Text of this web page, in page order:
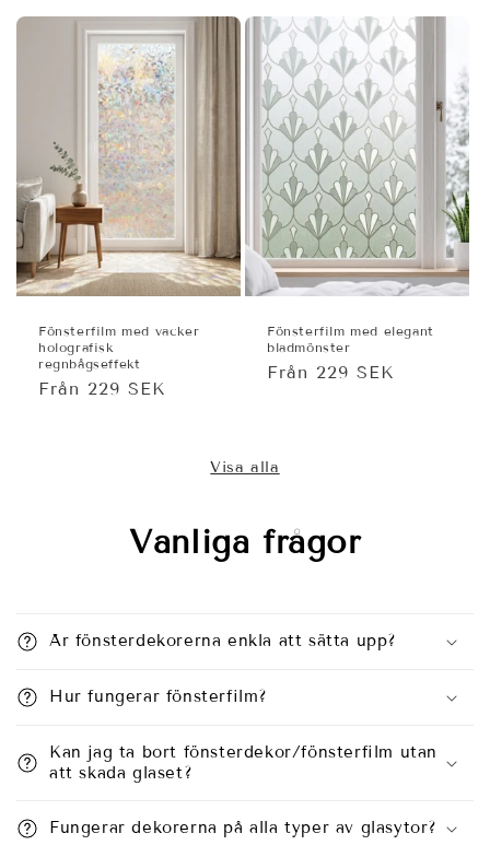
Fönsterfilm med vacker
holografisk
regnbågseffekt
Ordinarie
Från 229 SEK
Fönsterfilm med elegant
bladmönster
Ordinarie
Från 229 SEK
Visa alla
Vanliga frågor
Är fönsterdekorerna enkla att sätta upp?
Hur fungerar fönsterfilm?
Kan jag ta bort fönsterdekor/fönsterfilm utan
att skada glaset?
Fungerar dekorerna på alla typer av glasytor?